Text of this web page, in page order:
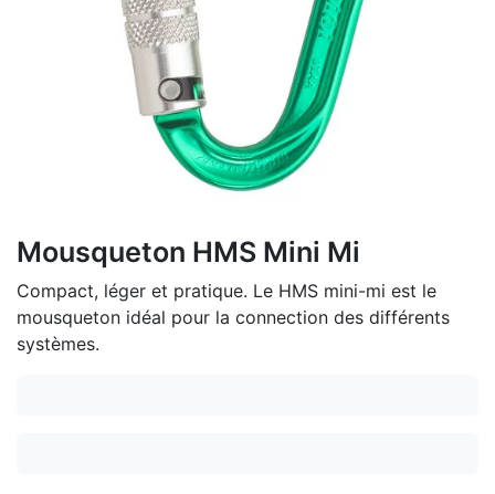
Mousqueton HMS Mini Mi
Compact, léger et pratique. Le HMS mini-mi est le
mousqueton idéal pour la connection des différents
systèmes.